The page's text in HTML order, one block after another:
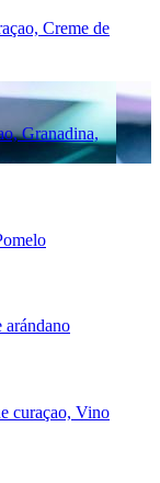
Creme de
Granadina,
arándano
curaçao, Vino